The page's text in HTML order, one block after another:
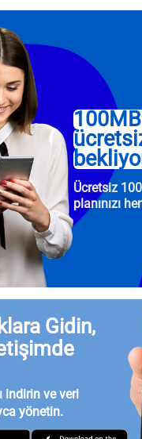
Ücretsiz
planınızı
Gidin,
indirin ve veri
yönetin.